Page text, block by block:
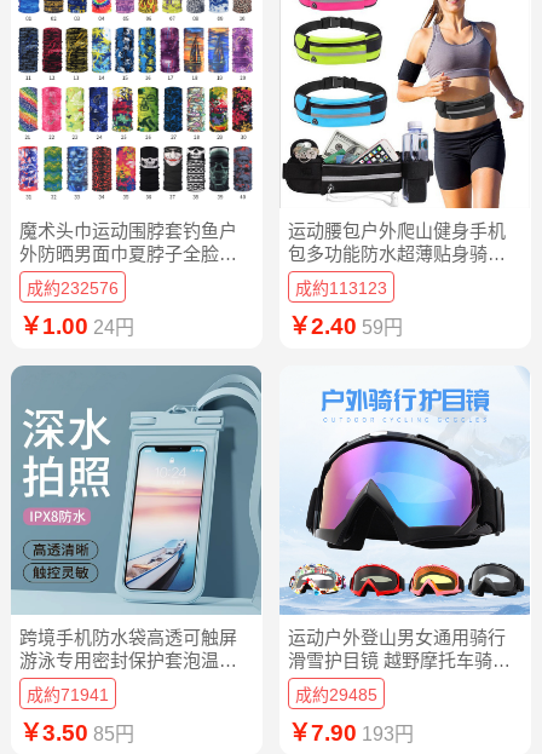
魔术头巾运动围脖套钓鱼户
外防晒男面巾夏脖子全脸面
罩男士骑行女
成約232576
￥1.00 24円
运动腰包户外爬山健身手机
包多功能防水超薄贴身骑行
包便携水壶包
成約113123
￥2.40 59円
跨境手机防水袋高透可触屏
游泳专用密封保护套泡温泉
漂流潜水拍照
成約71941
￥3.50 85円
运动户外登山男女通用骑行
滑雪护目镜 越野摩托车骑行
防风眼镜
成約29485
￥7.90 193円